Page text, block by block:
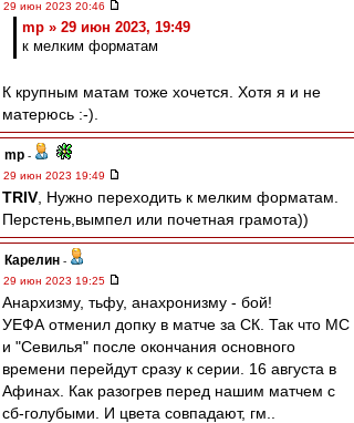
29 июн 2023 20:46
mp » 29 июн 2023, 19:49
к мелким форматам
К крупным матам тоже хочется. Хотя я и не
матерюсь :-).
mp -
29 июн 2023 19:49
TRIV , Нужно переходить к мелким форматам.
Перстень,вымпел или почетная грамота))
Карелин -
29 июн 2023 19:25
Анархизму, тьфу, анахронизму - бой!
УЕФА отменил допку в матче за СК. Так что МС
и "Севилья" после окончания основного
времени перейдут сразу к серии. 16 августа в
Афинах. Как разогрев перед нашим матчем с
сб-голубыми. И цвета совпадают, гм..